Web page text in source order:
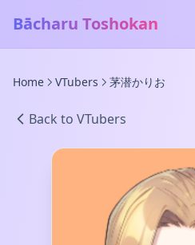
Bācharu Toshokan
Home VTubers 茅潜かりお
Back to VTubers